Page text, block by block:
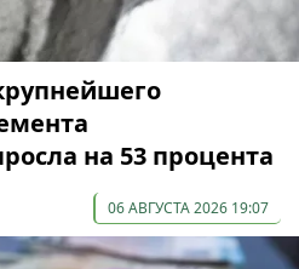
на 53 процента
06 АВГУСТА 2026 19:07